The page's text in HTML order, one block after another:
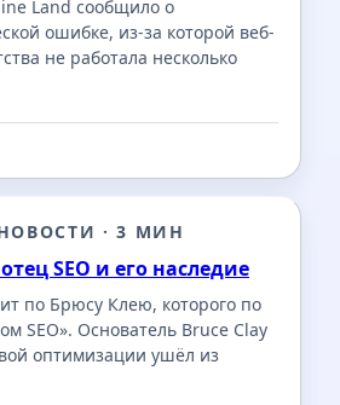
Land сообщило о
ошибке, из-за которой веб-
не работала несколько
· 3 МИН
SEO и его наследие
по Брюсу Клею, которого по
SEO». Основатель Bruce Clay
оптимизации ушёл из